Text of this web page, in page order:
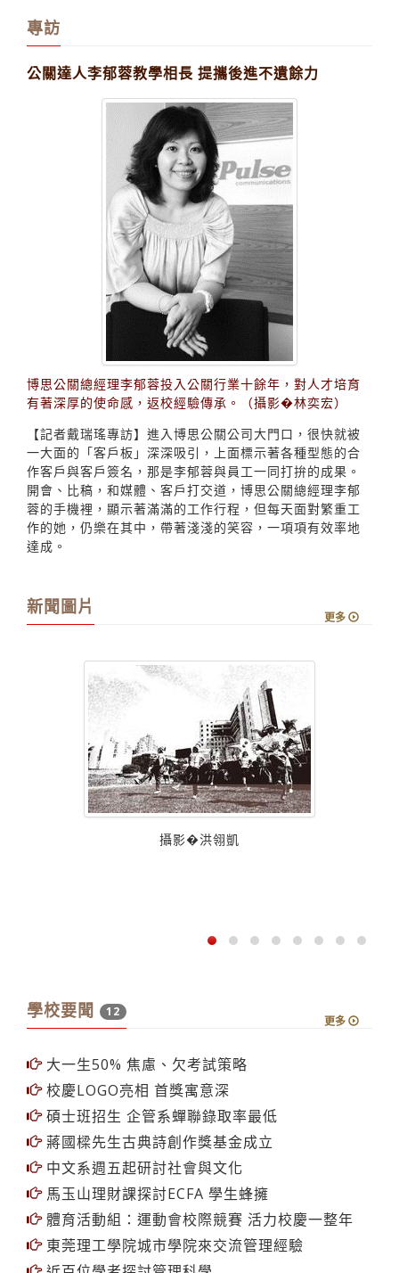
專訪
公關達人李郁蓉教學相長 提攜後進不遺餘力
博思公關總經理李郁蓉投入公關行業十餘年，對人才培育
有著深厚的使命感，返校經驗傳承。（攝影�林奕宏）
【記者戴瑞瑤專訪】進入博思公關公司大門口，很快就被
一大面的「客戶板」深深吸引，上面標示著各種型態的合
作客戶與客戶簽名，那是李郁蓉與員工一同打拚的成果。
開會、比稿，和媒體、客戶打交道，博思公關總經理李郁
蓉的手機裡，顯示著滿滿的工作行程，但每天面對繁重工
作的她，仍樂在其中，帶著淺淺的笑容，一項項有效率地
達成。
新聞圖片
更多
攝影�洪翎凱
學校要聞 12
更多
大一生50% 焦慮、欠考試策略
校慶LOGO亮相 首獎寓意深
碩士班招生 企管系蟬聯錄取率最低
蔣國樑先生古典詩創作獎基金成立
中文系週五起研討社會與文化
馬玉山理財課探討ECFA 學生蜂擁
體育活動組：運動會校際競賽 活力校慶一整年
東莞理工學院城市學院來交流管理經驗